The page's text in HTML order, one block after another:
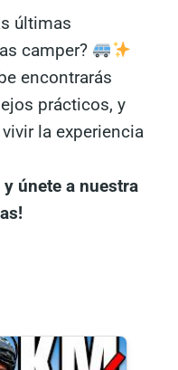
últimas
camper?
encontrarás
prácticos, y
la experiencia
únete a nuestra